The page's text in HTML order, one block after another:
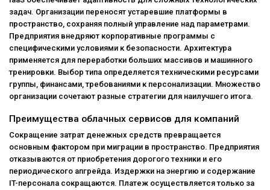
задач. Организации переносят устаревшие платформы в
пространство, сохраняя полный управление над параметрами.
Предприятия внедряют корпоративные программы с
специфическими условиями к безопасности. Архитектура
применяется для переработки больших массивов и машинного
тренировки. Выбор типа определяется техническими ресурсами
группы, финансами, требованиями к персонализации. Множество
организации сочетают разные стратегии для наилучшего итога.
Преимущества облачных сервисов для компаний
Сокращение затрат денежных средств превращается
основным фактором при миграции в пространство. Предприятия
отказываются от приобретения дорогого техники и его
периодического апгрейда. Издержки на энергию и содержание
IT-персонала сокращаются. Платеж осуществляется только за